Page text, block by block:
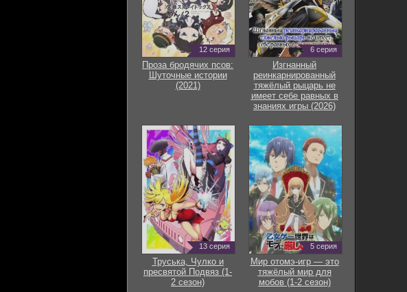
12 серия
Проза бродячих псов:
Шуточные истории
(2021)
6 серия
Изгнанный
реинкарнированный
тяжёлый рыцарь не
имеет себе равных в
знаниях игры (2026)
13 серия
Труська, Чулко и
пресвятой Подвяз (1-
2 сезон)
5 серия
Мир отомэ-игр — это
тяжёлый мир для
мобов (1-2 сезон)